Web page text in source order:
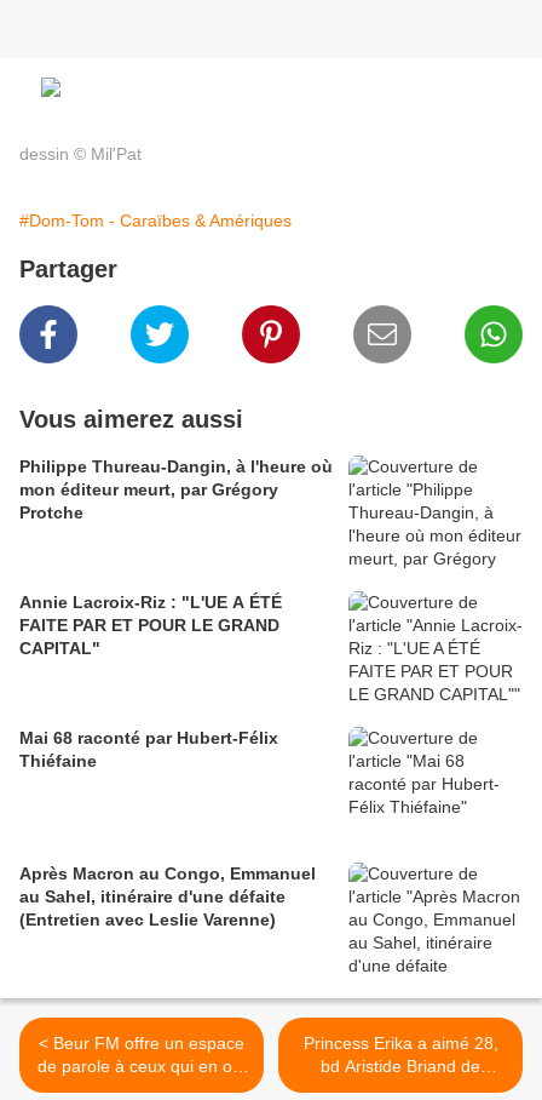
dessin © Mil'Pat
#Dom-Tom - Caraïbes & Amériques
Partager
Vous aimerez aussi
Philippe Thureau-Dangin, à l'heure où
mon éditeur meurt, par Grégory
Protche
Annie Lacroix-Riz : "L'UE A ÉTÉ
FAITE PAR ET POUR LE GRAND
CAPITAL"
Mai 68 raconté par Hubert-Félix
Thiéfaine
Après Macron au Congo, Emmanuel
au Sahel, itinéraire d'une défaite
(Entretien avec Leslie Varenne)
< Beur FM offre un espace
de parole à ceux qui en ont
besoin
Princess Erika a aimé 28,
bd Aristide Briand de
Patrick Besson >